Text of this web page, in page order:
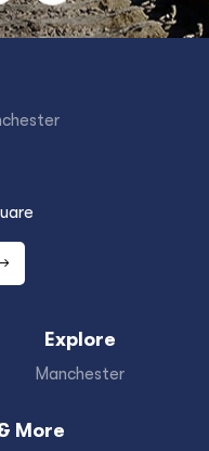
Explore
Manchester
More